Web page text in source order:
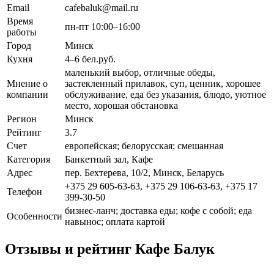
Email
cafebaluk@mail.ru
Время
работы
пн-пт 10:00–16:00
Город
Минск
Кухня
4–6 бел.руб.
Мнение о
компании
маленький выбор, отличные обеды,
застекленный прилавок, суп, ценник, хорошее
обслуживание, еда без указания, блюдо, уютное
место, хорошая обстановка
Регион
Минск
Рейтинг
3.7
Счет
европейская; белорусская; смешанная
Категория
Банкетный зал, Кафе
Адрес
пер. Бехтерева, 10/2, Минск, Беларусь
Телефон
+375 29 605-63-63, +375 29 106-63-63, +375 17
399-30-50
Особенности
бизнес-ланч; доставка еды; кофе с собой; еда
навынос; оплата картой
Отзывы и рейтинг Кафе Балук